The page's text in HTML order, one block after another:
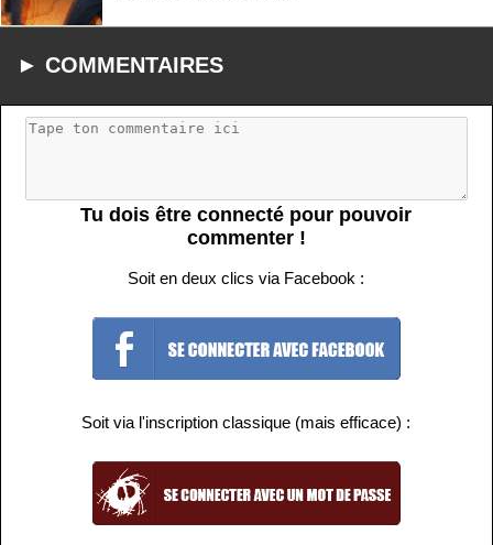
► COMMENTAIRES
Tu dois être connecté pour pouvoir
commenter !
Soit en deux clics via Facebook :
Soit via l'inscription classique (mais efficace) :